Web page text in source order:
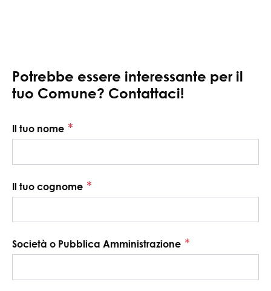
Potrebbe essere interessante per il
tuo Comune? Contattaci!
Il tuo nome *
Il tuo cognome *
Società o Pubblica Amministrazione *